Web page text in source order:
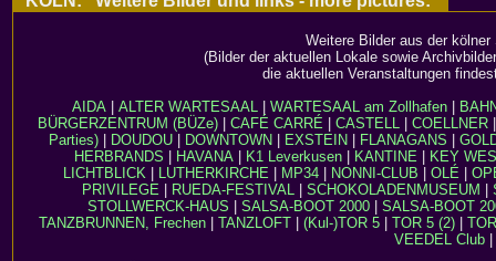
Weitere Bilder aus der kölner
(Bilder der aktuellen Lokale sowie
die aktuellen Veranstaltungen
AIDA| ALTER WARTESAAL| WARTESAAL am Zollhafen|
BÜRGERZENTRUM (BÜZe)
CAFÉ CARRÉ CASTELL COELLNER
Parties)| DOUDOU| DOWNTOWN EXSTEIN FLANAGANS
HERBRANDS
HAVANA K1 Leverkusen KANTINE
KEY
LICHTBLICK
LUTHERKIRCHE MP34 NONNI-CLUB OLÉ
PRIVILEGE| RUEDA-FESTIVAL| SCHOKOLADENMUSEUM
STOLLWERCK-HAUS
SALSA-BOOT 2000
SALSA-BOOT
TANZBRUNNEN, Frechen| TANZLOFT| (Kul-)TOR 5| TOR 5 (2)|
VEEDEL Club